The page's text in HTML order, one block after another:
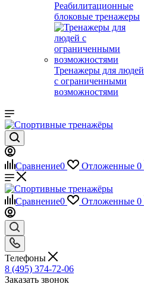
Реабилитационные
блоковые тренажеры
Тренажеры для людей
с ограниченными
возможностями
Сравнение0 Отложенные 0
Сравнение0 Отложенные 0
Телефоны
8 (495) 374-72-06
Заказать звонок